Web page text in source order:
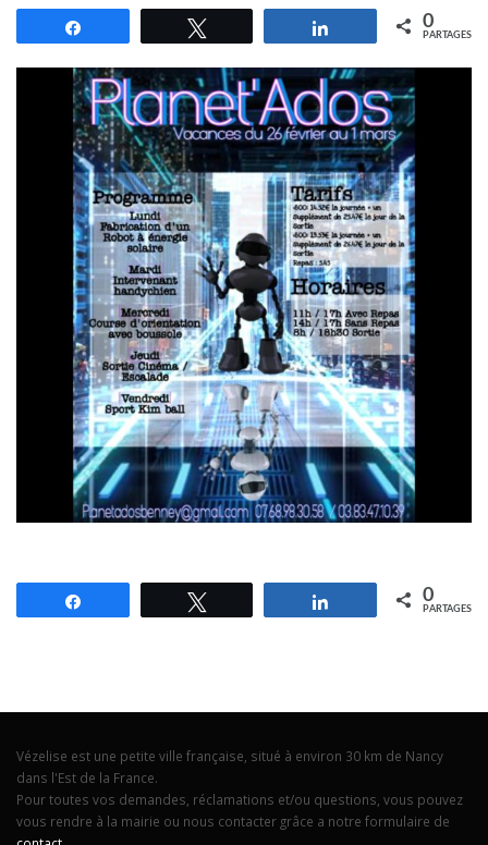
Partagez 0
PARTAGES
Partagez 0
PARTAGES
Vézelise est une petite ville française, situé à environ 30 km de Nancy
dans l'Est de la France.
Pour toutes vos demandes, réclamations et/ou questions, vous pouvez
vous rendre à la mairie ou nous contacter grâce a notre formulaire de